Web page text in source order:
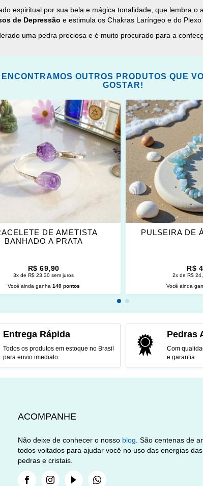
espiritual por sua bela e mágica tonalidade, que lembra
de Depressão e estimula os Chakras Laríngeo e do Plexo
uma pedra preciosa e é muito procurado para a
ENCONTRAMOS OUTROS PRODUTOS QUE
GOSTAR!
DE AMETISTA
BANHADO A PRATA
R$ 69,90
3x de R$ 23,30 sem juros
Você ainda ganha 140 pontos
ADICIONAR
OS
FAVORITOS
PULSEIRA DE
R$
2x de R$
Você ainda
Entrega Rápida
Todos os produtos em estoque no Brasil
para envio imediato.
Pedras
Com
e garantia.
ACOMPANHE
Não deixe de conhecer o nosso blog. São centenas de
todos voltados para ajudar você no uso das energias das
pedras e cristais.
FacebookInstagramYoutubeWhatsapp